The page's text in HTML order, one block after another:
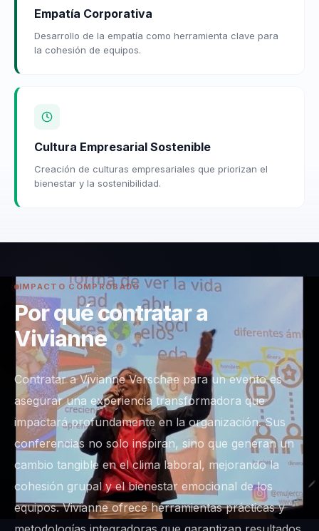
Empatía Corporativa
Desarrollo de la empatía como herramienta clave para
la cohesión de equipos.
Cultura Empresarial Sostenible
Creación de culturas empresariales que priorizan el
bienestar y la sostenibilidad.
IMPACTO COMPROBADO
Por qué contratar a
Vivianne
Contratar a Vivianne Verschae para un evento es
asegurar una experiencia transformadora que
impactará profundamente en la organización. Sus
conferencias no solo inspiran, sino que generan un
cambio tangible en el clima laboral, mejorando la
cohesión grupal y el bienestar emocional de los
equipos. Vivianne ofrece herramientas prácticas y